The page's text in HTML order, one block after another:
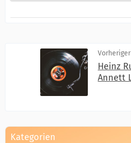
Heinz
Annett
Kategorien